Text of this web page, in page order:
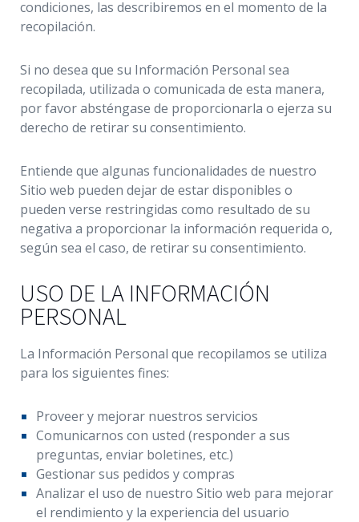
condiciones, las describiremos en el momento de la
recopilación.
Si no desea que su Información Personal sea
recopilada, utilizada o comunicada de esta manera,
por favor absténgase de proporcionarla o ejerza su
derecho de retirar su consentimiento.
Entiende que algunas funcionalidades de nuestro
Sitio web pueden dejar de estar disponibles o
pueden verse restringidas como resultado de su
negativa a proporcionar la información requerida o,
según sea el caso, de retirar su consentimiento.
USO DE LA INFORMACIÓN
PERSONAL
La Información Personal que recopilamos se utiliza
para los siguientes fines:
Proveer y mejorar nuestros servicios
Comunicarnos con usted (responder a sus
preguntas, enviar boletines, etc.)
Gestionar sus pedidos y compras
Analizar el uso de nuestro Sitio web para mejorar
el rendimiento y la experiencia del usuario